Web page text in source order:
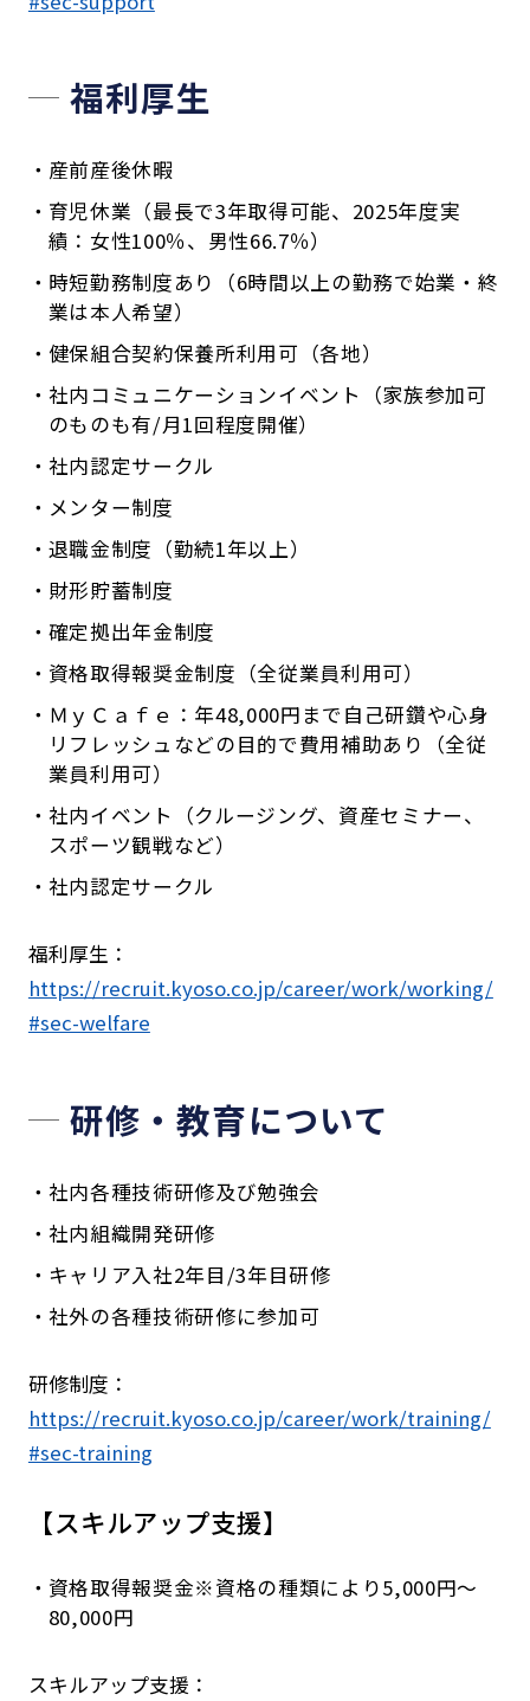
福利厚生
産前産後休暇
育児休業（最長で3年取得可能、2025年度実
績：女性100％、男性66.7％）
時短勤務制度あり（6時間以上の勤務で始業・終
業は本人希望）
健保組合契約保養所利用可（各地）
社内コミュニケーションイベント（家族参加可
のものも有/月1回程度開催）
社内認定サークル
メンター制度
退職金制度（勤続1年以上）
財形貯蓄制度
確定拠出年金制度
資格取得報奨金制度（全従業員利用可）
ＭｙＣａｆｅ：年48,000円まで自己研鑽や心身
リフレッシュなどの目的で費用補助あり（全従
業員利用可）
社内イベント（クルージング、資産セミナー、
スポーツ観戦など）
社内認定サークル
福利厚生：
https://recruit.kyoso.co.jp/career/work/working/
#sec-welfare
研修・教育について
社内各種技術研修及び勉強会
社内組織開発研修
キャリア入社2年目/3年目研修
社外の各種技術研修に参加可
研修制度：
https://recruit.kyoso.co.jp/career/work/training/
#sec-training
【スキルアップ支援】
資格取得報奨金※資格の種類により5,000円～
80,000円
スキルアップ支援：